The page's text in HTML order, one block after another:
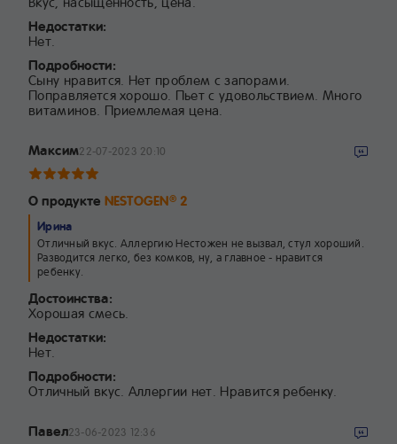
Недостатки:
Нет.
Подробности:
Сыну нравится. Нет проблем с запорами.
Поправляется хорошо. Пьет с удовольствием. Много
витаминов. Приемлемая цена.
Максим22-07-2023 20:10
О продукте NESTOGEN®2
Ирина
Отличный вкус. Аллергию Нестожен не вызвал, стул хороший.
Разводится легко, без комков, ну, а главное - нравится
ребенку.
Достоинства:
Хорошая смесь.
Недостатки:
Нет.
Подробности:
Отличный вкус. Аллергии нет. Нравится ребенку.
Павел23-06-2023 12:36